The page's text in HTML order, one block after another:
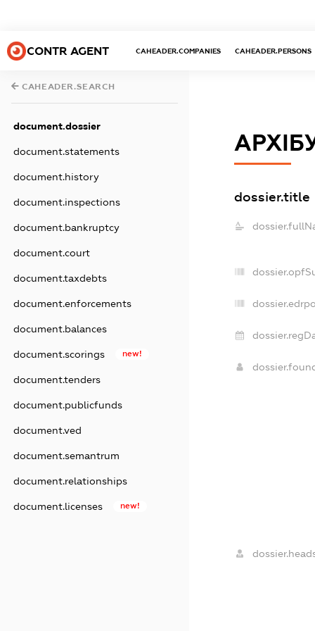
CONTR AGENT CAHEADER.COMPANIES CAHEADER.PERSONS
CAHEADER.SEARCH
document.dossier
document.statements
document.history
document.inspections
document.bankruptcy
document.court
document.taxdebts
document.enforcements
document.balances
document.scorings new!
document.tenders
document.publicfunds
document.ved
document.semantrum
document.relationships
document.licenses new!
dossier.title